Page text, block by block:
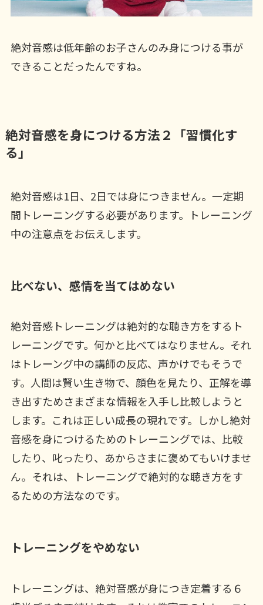
絶対音感は低年齢のお子さんのみ身につける事が
できることだったんですね。
絶対音感を身につける方法２「習慣化す
る」
絶対音感は1日、2日では身につきません。一定期
間トレーニングする必要があります。トレーニング
中の注意点をお伝えします。
比べない、感情を当てはめない
絶対音感トレーニングは絶対的な聴き方をするト
レーニングです。何かと比べてはなりません。それ
はトレーング中の講師の反応、声かけでもそうで
す。人間は賢い生き物で、顔色を見たり、正解を導
き出すためさまざまな情報を入手し比較しようと
します。これは正しい成長の現れです。しかし絶対
音感を身につけるためのトレーニングでは、比較
したり、叱ったり、あからさまに褒めてもいけませ
ん。それは、トレーニングで絶対的な聴き方をす
るための方法なのです。
トレーニングをやめない
トレーニングは、絶対音感が身につき定着する６